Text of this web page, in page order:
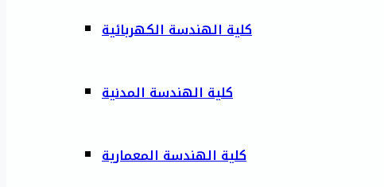
كلية الهندسة الكهربائية
كلية الهندسة المدنية
كلية الهندسة المعمارية